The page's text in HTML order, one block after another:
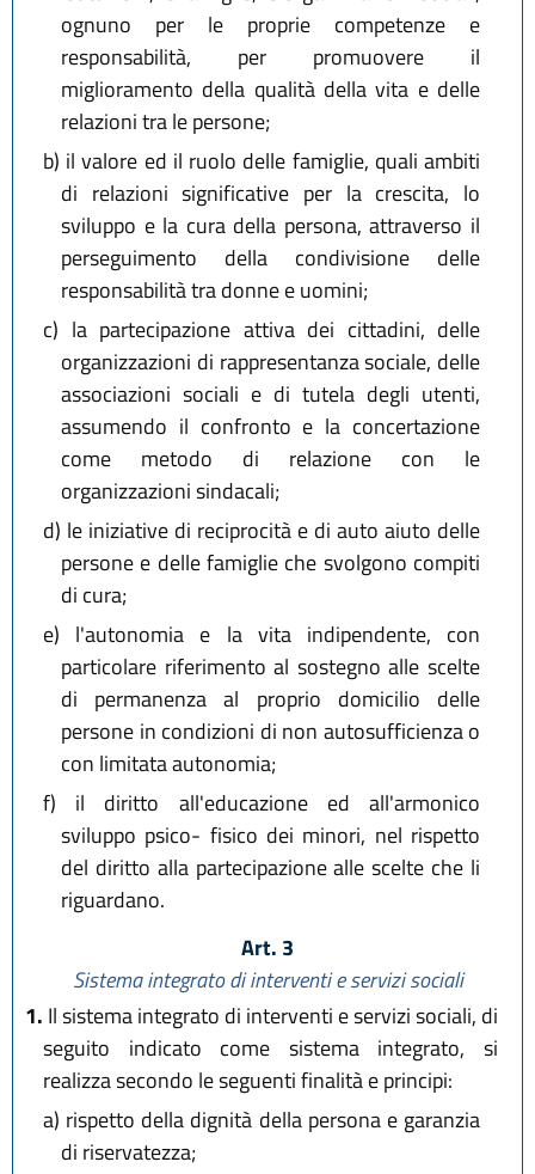
ognuno per le proprie competenze e
responsabilità, per promuovere il
miglioramento della qualità della vita e delle
relazioni tra le persone;
b) il valore ed il ruolo delle famiglie, quali ambiti
di relazioni significative per la crescita, lo
sviluppo e la cura della persona, attraverso il
perseguimento della condivisione delle
responsabilità tra donne e uomini;
c) la partecipazione attiva dei cittadini, delle
organizzazioni di rappresentanza sociale, delle
associazioni sociali e di tutela degli utenti,
assumendo il confronto e la concertazione
come metodo di relazione con le
organizzazioni sindacali;
d) le iniziative di reciprocità e di auto aiuto delle
persone e delle famiglie che svolgono compiti
di cura;
e) l'autonomia e la vita indipendente, con
particolare riferimento al sostegno alle scelte
di permanenza al proprio domicilio delle
persone in condizioni di non autosufficienza o
con limitata autonomia;
f) il diritto all'educazione ed all'armonico
sviluppo psico- fisico dei minori, nel rispetto
del diritto alla partecipazione alle scelte che li
riguardano.
Art. 3
Sistema integrato di interventi e servizi sociali
1. Il sistema integrato di interventi e servizi sociali, di
seguito indicato come sistema integrato, si
realizza secondo le seguenti finalità e principi:
a) rispetto della dignità della persona e garanzia
di riservatezza;